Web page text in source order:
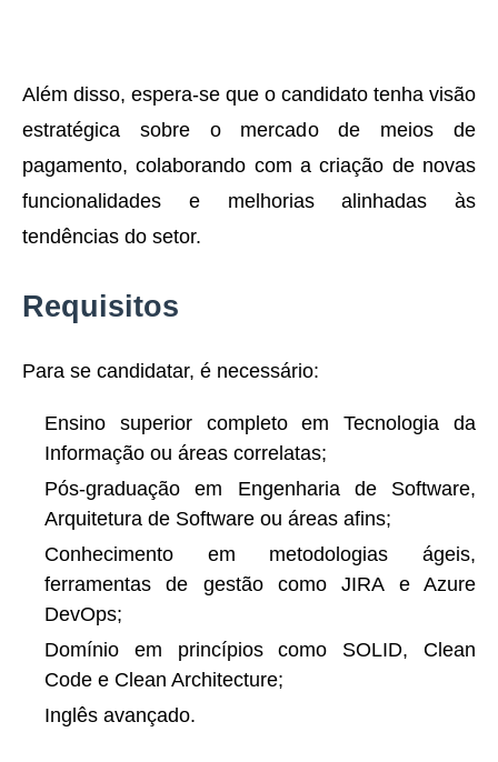
Além disso, espera-se que o candidato tenha visão
estratégica sobre o mercado de meios de
pagamento, colaborando com a criação de novas
funcionalidades e melhorias alinhadas às
tendências do setor.
Requisitos
Para se candidatar, é necessário:
Ensino superior completo em Tecnologia da
Informação ou áreas correlatas;
Pós-graduação em Engenharia de Software,
Arquitetura de Software ou áreas afins;
Conhecimento em metodologias ágeis,
ferramentas de gestão como JIRA e Azure
DevOps;
Domínio em princípios como SOLID, Clean
Code e Clean Architecture;
Inglês avançado.